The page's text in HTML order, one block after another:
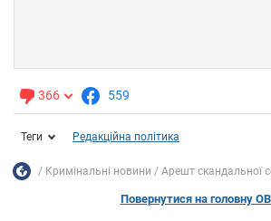
366 559
Теги Редакційна політика
Кримінальні новини Арешт скандальної
Повернутися на головну